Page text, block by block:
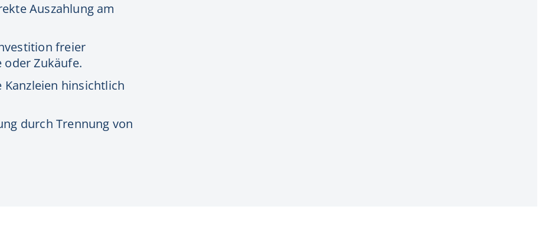
Auszahlung am
freier
Zukäufe.
hinsichtlich
durch Trennung von